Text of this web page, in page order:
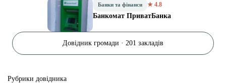
Банки та фінанси ★ 4.8
Банкомат ПриватБанка
Довідник громади · 201 закладів
Рубрики довідника